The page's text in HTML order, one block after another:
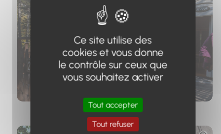
Campings
Photo
Ce site utilise des
cookies et vous donne
le contrôle sur ceux que
vous souhaitez activer
Tout accepter
Tout refuser